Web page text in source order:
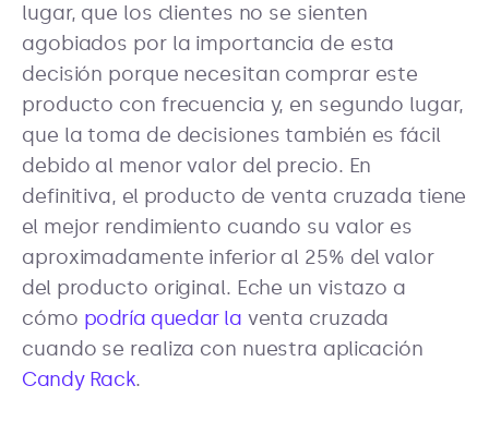
lugar, que los clientes no se sienten
agobiados por la importancia de esta
decisión porque necesitan comprar este
producto con frecuencia y, en segundo lugar,
que la toma de decisiones también es fácil
debido al menor valor del precio. En
definitiva, el producto de venta cruzada tiene
el mejor rendimiento cuando su valor es
aproximadamente inferior al 25% del valor
del producto original. Eche un vistazo a
cómo podría quedar la venta cruzada
cuando se realiza con nuestra aplicación
Candy Rack.